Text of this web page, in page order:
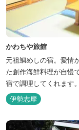
かわちや旅館
元祖鯛めしの宿。愛情
た創作海鮮料理が自慢
宿で調理してくれます。
伊勢志摩